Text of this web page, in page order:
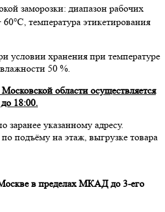
заморозки: диапазон рабочих
температура этикетирования
условии хранения при температуре
50 %.
области осуществляется
18:00.
заранее указанному адресу.
подъёму на этаж, выгрузке товара
в пределах МКАД до 3-его